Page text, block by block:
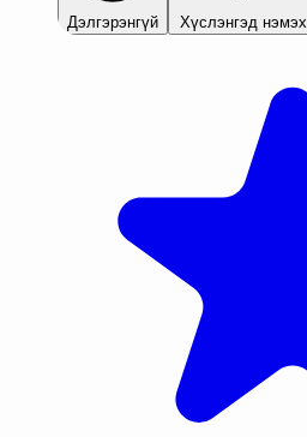
Дэлгэрэнгүй Хүслэнгэд нэмэх